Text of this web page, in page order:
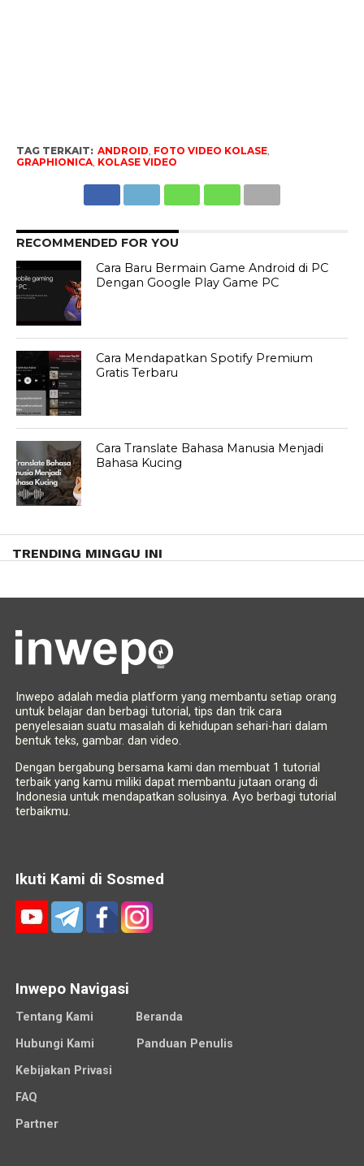
TAG TERKAIT: ANDROID, FOTO VIDEO KOLASE,
GRAPHIONICA, KOLASE VIDEO
RECOMMENDED FOR YOU
Cara Baru Bermain Game Android di PC
Dengan Google Play Game PC
Cara Mendapatkan Spotify Premium
Gratis Terbaru
Cara Translate Bahasa Manusia Menjadi
Bahasa Kucing
TRENDING MINGGU INI
Inwepo adalah media platform yang membantu setiap orang
untuk belajar dan berbagi tutorial, tips dan trik cara
penyelesaian suatu masalah di kehidupan sehari-hari dalam
bentuk teks, gambar. dan video.
Dengan bergabung bersama kami dan membuat 1 tutorial
terbaik yang kamu miliki dapat membantu jutaan orang di
Indonesia untuk mendapatkan solusinya. Ayo berbagi tutorial
terbaikmu.
Ikuti Kami di Sosmed
Inwepo Navigasi
Tentang Kami
Beranda
Hubungi Kami
Panduan Penulis
Kebijakan Privasi
FAQ
Partner